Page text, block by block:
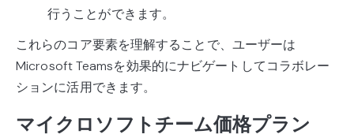
行うことができます。
これらのコア要素を理解することで、ユーザーは
Microsoft Teamsを効果的にナビゲートしてコラボレー
ションに活用できます。
マイクロソフトチーム価格プラン